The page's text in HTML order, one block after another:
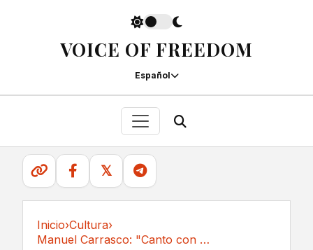
VOICE OF FREEDOM
Español
𝕏
Inicio›Cultura›
Manuel Carrasco: "Canto con la misma pasión y...